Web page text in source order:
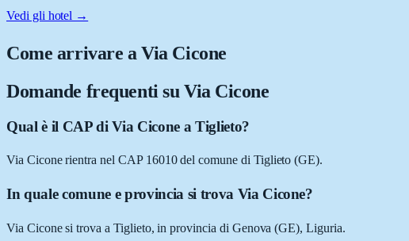
Vedi gli hotel →
Come arrivare aVia Cicone
Domande frequenti su Via Cicone
Qual è il CAP di Via Cicone a Tiglieto?
Via Cicone rientra nel CAP 16010 del comune di Tiglieto (GE).
In quale comune e provincia si trova Via Cicone?
Via Cicone si trova a Tiglieto, in provincia di Genova (GE), Liguria.